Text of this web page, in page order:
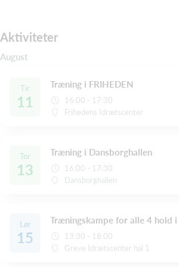
Aktiviteter
August
Tir
11
Træning i FRIHEDEN
16:00 - 17:30
Frihedens Idrætscenter
Tor
13
Træning i Dansborghallen
16:00 - 17:30
Dansborghallen
Lør
15
Træningskampe for alle 4 hold i
13:30 - 18:00
Greve Idrætscenter hal 1